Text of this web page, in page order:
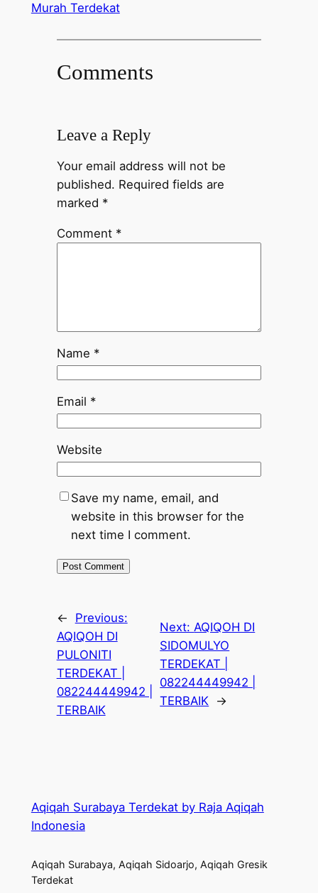
Murah Terdekat
Comments
Leave a Reply
Your email address will not be
published. Required fields are
marked *
Comment *
Name *
Email *
Website
Save my name, email, and
website in this browser for the
next time I comment.
←
Previous:
AQIQOH DI
PULONITI
TERDEKAT |
082244449942 |
TERBAIK
Next: AQIQOH DI
SIDOMULYO
TERDEKAT |
082244449942 |
TERBAIK
→
Aqiqah Surabaya Terdekat by Raja Aqiqah
Indonesia
Aqiqah Surabaya, Aqiqah Sidoarjo, Aqiqah Gresik
Terdekat